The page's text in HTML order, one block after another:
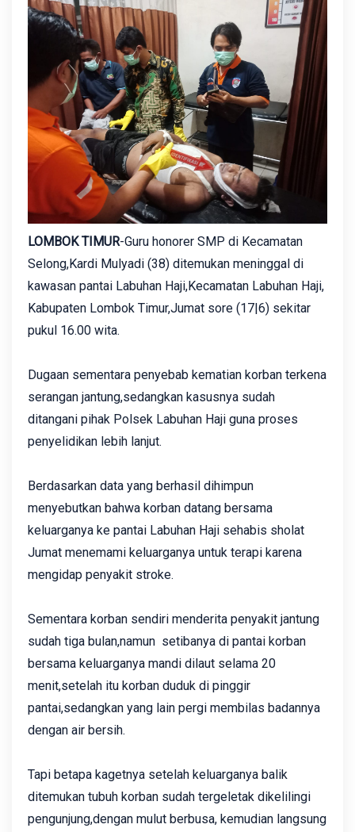
LOMBOK TIMUR-Guru honorer SMP di Kecamatan
Selong,Kardi Mulyadi (38) ditemukan meninggal di
kawasan pantai Labuhan Haji,Kecamatan Labuhan Haji,
Kabupaten Lombok Timur,Jumat sore (17|6) sekitar
pukul 16.00 wita.
Dugaan sementara penyebab kematian korban terkena
serangan jantung,sedangkan kasusnya sudah
ditangani pihak Polsek Labuhan Haji guna proses
penyelidikan lebih lanjut.
Berdasarkan data yang berhasil dihimpun
menyebutkan bahwa korban datang bersama
keluarganya ke pantai Labuhan Haji sehabis sholat
Jumat menemami keluarganya untuk terapi karena
mengidap penyakit stroke.
Sementara korban sendiri menderita penyakit jantung
sudah tiga bulan,‎namun setibanya di pantai korban
bersama keluarganya mandi dilaut selama 20
menit,setelah itu korban duduk di pinggir
pantai,sedangkan yang lain pergi membilas badannya
dengan air bersih.
Tapi betapa kagetnya setelah keluarganya balik
ditemukan tubuh korban sudah tergeletak dikelilingi
pengunjung,dengan mulut berbusa, kemudian langsung